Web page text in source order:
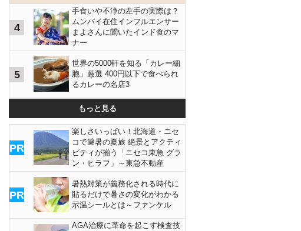
4
手食いや不浄の左手の実際は？
ムンバイ在住インフルエンサー
まよさんに聞いたインド食のマ
ナー
5
世界の5000軒を知る「カレー細
胞」厳選 400円以下で食べられ
るカレーの名店3
もっと見る
PR
楽しさいっぱい！北海道・ニセ
コで避暑の夏旅 絶景とアクティ
ビティが揃う「ニセコ東急 グラ
ン・ヒラフ」～東急不動産
PR
暑熱対策が義務化される時代に
貼るだけで暑さの変化がわかる
示温シールとは～ファンケル
AGA治療に革命を起こす検査技